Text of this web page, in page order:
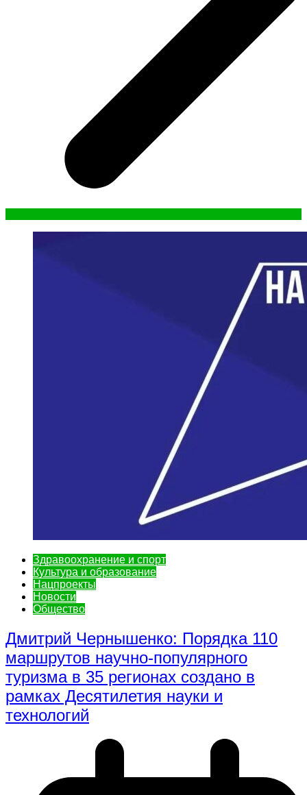
Здравоохранение и спорт
Культура и образование
Нацпроекты
Новости
Общество
Дмитрий Чернышенко: Порядка 110
маршрутов научно-популярного
туризма в 35 регионах создано в
рамках Десятилетия науки и
технологий